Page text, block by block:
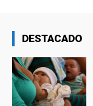
DESTACADO